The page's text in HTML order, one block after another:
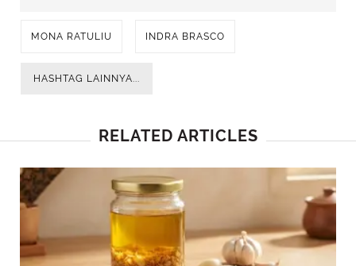
MONA RATULIU INDRA BRASCO
HASHTAG LAINNYA...
RELATED ARTICLES